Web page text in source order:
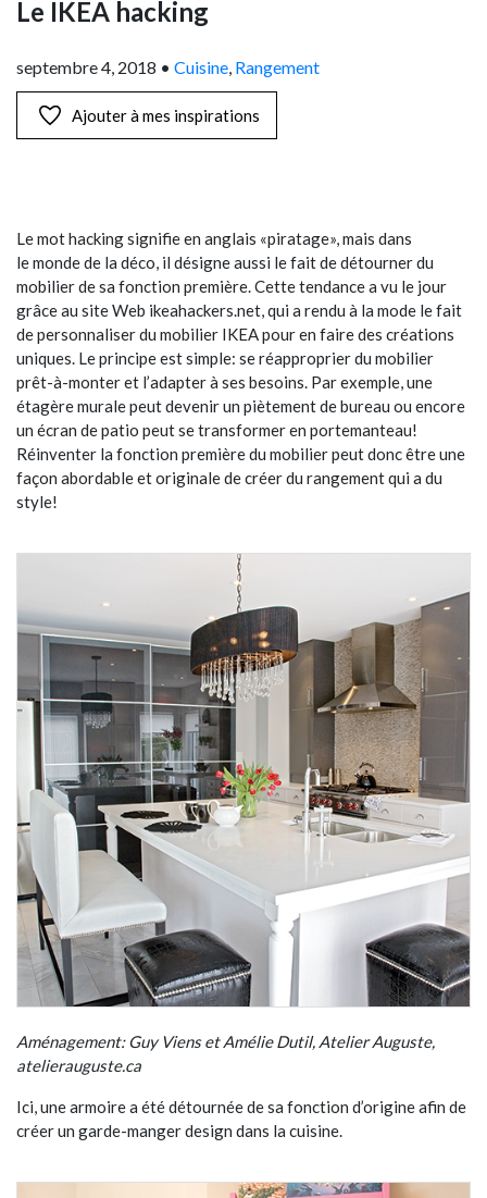
Le IKEA hacking
septembre 4, 2018 • Cuisine, Rangement
Ajouter à mes inspirations
Le mot hacking signifie en anglais «piratage», mais dans
le monde de la déco, il désigne aussi le fait de détourner du
mobilier de sa fonction première. Cette tendance a vu le jour
grâce au site Web ikeahackers.net, qui a rendu à la mode le fait
de personnaliser du mobilier IKEA pour en faire des créations
uniques. Le principe est simple: se réapproprier du mobilier
prêt-à-monter et l’adapter à ses besoins. Par exemple, une
étagère murale peut devenir un piètement de bureau ou encore
un écran de patio peut se transformer en portemanteau!
Réinventer la fonction première du mobilier peut donc être une
façon abordable et originale de créer du rangement qui a du
style!
Aménagement: Guy Viens et Amélie Dutil, Atelier Auguste,
atelierauguste.ca
Ici, une armoire a été détournée de sa fonction d’origine afin de
créer un garde-manger design dans la cuisine.